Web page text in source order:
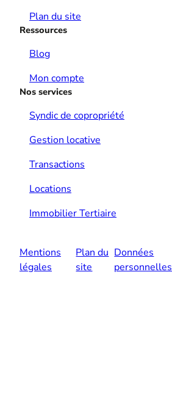
Plan du site
Ressources
Blog
Mon compte
Nos services
Syndic de copropriété
Gestion locative
Transactions
Locations
Immobilier Tertiaire
Mentions
légales
Plan du
site
Données
personnelles